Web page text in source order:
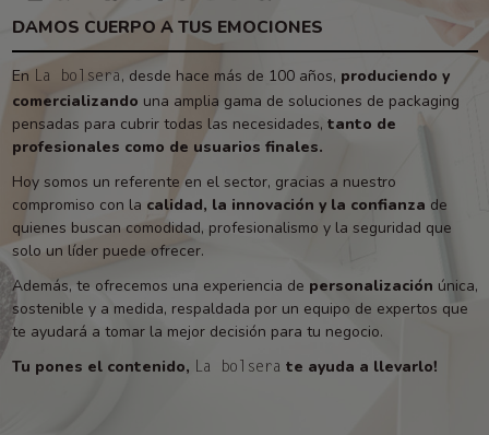
DAMOS CUERPO A TUS EMOCIONES
En La bolsera , desde hace más de 100 años, produciendo y
comercializando una amplia gama de soluciones de packaging
pensadas para cubrir todas las necesidades, tanto de
profesionales como de usuarios finales.
Hoy somos un referente en el sector, gracias a nuestro
compromiso con la calidad, la innovación y la confianza de
quienes buscan comodidad, profesionalismo y la seguridad que
solo un líder puede ofrecer.
Además, te ofrecemos una experiencia de personalización única,
sostenible y a medida, respaldada por un equipo de expertos que
te ayudará a tomar la mejor decisión para tu negocio.
Tu pones el contenido, La bolsera te ayuda a llevarlo!